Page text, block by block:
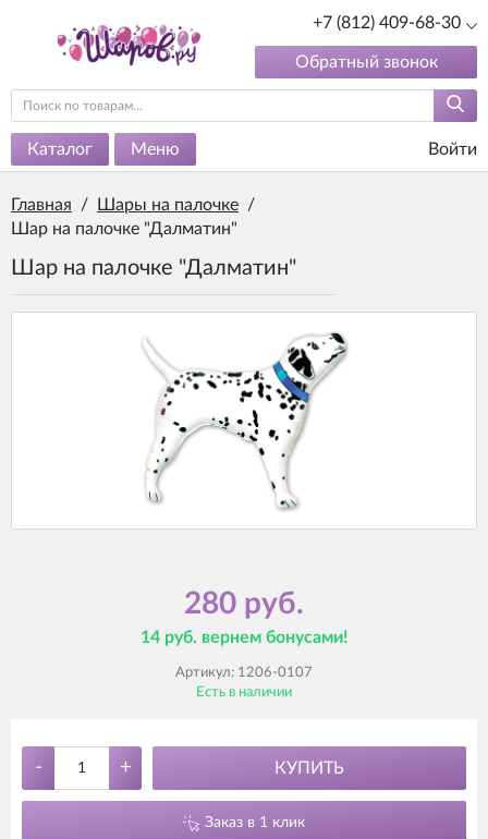
+7 (812) 409-68-30
Обратный звонок
Каталог Меню Войти
Главная / Шары на палочке /
Шар на палочке "Далматин"
Шар на палочке "Далматин"
280 руб.
14 руб. вернем бонусами!
Артикул: 1206-0107
Есть в наличии
- + КУПИТЬ
Заказ в 1 клик